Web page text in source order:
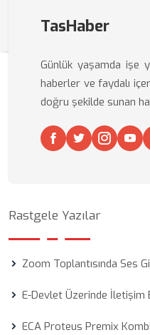
TasHaber
Günlük yaşamda işe
haberler ve faydalı
doğru şekilde sunan
Rastgele Yazılar
Zoom Toplantısında Ses
E-Devlet Üzerinde İletişim
ECA Proteus Premix